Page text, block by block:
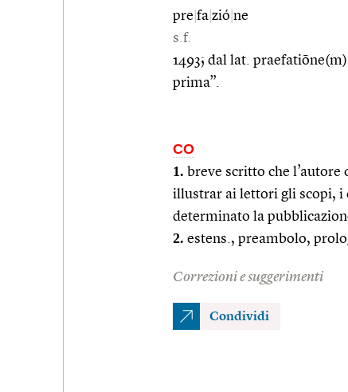
pre fa zió ne
s.f.
1493; dal lat.
prima”.
CO
1. breve scritto che l’autore
illustrar ai lettori gli scopi, i
determinato la
2. estens., preambolo,
Correzioni e suggerimenti
Condividi